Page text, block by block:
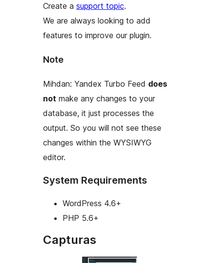
Create a support topic.
We are always looking to add
features to improve our plugin.
Note
Mihdan: Yandex Turbo Feed does
not make any changes to your
database, it just processes the
output. So you will not see these
changes within the WYSIWYG
editor.
System Requirements
WordPress 4.6+
PHP 5.6+
Capturas